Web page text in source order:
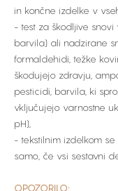
in končne izdelke v
- test za škodljive
barvila) ali nadzirane
formaldehidi, težke
škodujejo zdravju,
pesticidi, barvila, ki
vključujejo varnostne
pH),
- tekstilnim izdelkom
samo, če vsi sestavni
OPOZORILO: